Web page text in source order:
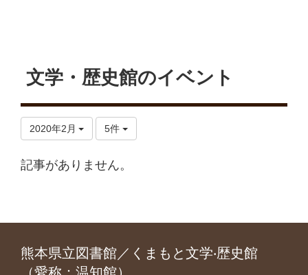
文学・歴史館のイベント
2020年2月 5件
記事がありません。
熊本県立図書館／くまもと文学‧歴史館